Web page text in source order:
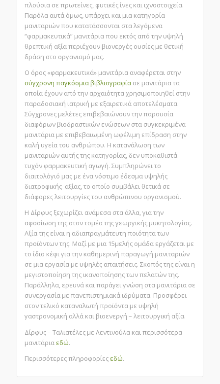
πλούσια σε πρωτείνες, φυτικές ίνες και ιχνοστοιχεία.
Παρόλα αυτά όμως, υπάρχει και μια κατηγορία
μανιταριών που κατατάσσονται στα λεγόμενα
“φαρμακευτικά” μανιτάρια που εκτός από την υψηλή
θρεπτική αξία περιέχουν βιονεργές ουσίες με θετική
δράση στο οργανισμό μας.
Ο όρος «φαρμακευτικά» μανιτάρια αναφέρεται στην
σύγχρονη παγκόσμια βιβλιογραφίασε μανιτάρια τα
οποία έχουν από την αρχαιότητα χρησιμοποιηθεί στην
παραδοσιακή ιατρική με εξαιρετικά αποτελέσματα.
Σύγχρονες μελέτες επιβεβαιώνουν την παρουσία
διαφόρων βιοδραστικών ενώσεων στα συγκεκριμένα
μανιτάρια με επιβεβαιωμένη ωφέλιμη επίδραση στην
καλή υγεία του ανθρώπου. Η κατανάλωση των
μανιταριών αυτής της κατηγορίας, δεν υποκαθιστά
τυχόν φαρμακευτική αγωγή. Συμπληρώνει το
διαιτολόγιό μας με ένα νόστιμο έδεσμα υψηλής
διατροφικής αξίας, το οποίο συμβάλει θετικά σε
διάφορες λειτουργίες του ανθρώπινου οργανισμού.
Η Δίρφυς ξεχωρίζει ανάμεσα στα άλλα, για την
αφοσίωση της στον τομέα της γεωργικής μυκητολογίας.
Αξία της είναι η αδιαπραγμάτευτη ποιότητα των
προϊόντων της. Μαζί με μια 15μελής ομάδα εργάζεται με
το ίδιο κέφι για την καθημερινή παραγωγή μανιταριών
σε μια εργασία με υψηλές απαιτήσεις. Σκοπός της είναι η
μεγιστοποίηση της ικανοποίησης των πελατών της.
Παράλληλα, ερευνά και παράγει γνώση στα μανιτάρια σε
συνεργασία με πανεπιστημιακά ιδρύματα. Προσφέρει
στον τελικό καταναλωτή προϊόντα με υψηλή
γαστρονομική αλλά και βιοενεργή – λειτουργική αξία.
Δίρφυς – Ταλιατέλες με Λεντινούλα και περισσότερα
μανιτάρια εδώ.
Περισσότερες πληροφορίες εδώ.